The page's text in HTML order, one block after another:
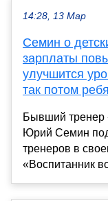
14:28, 13 Мар
Семин о
зарплаты
улучшится
так потом
Бывший тренер
Юрий Семин
тренеров в
«Воспитанник